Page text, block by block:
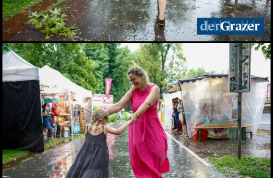
Das Viertel 4 startet in die
Sommersaison
13.05.2026
Frühlingsfest der idlab
GmbH
12.05.2026
Shopping Friday im
Murpark
11.05.2026
Das war der Kunst- und
Designmarkt in Graz